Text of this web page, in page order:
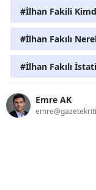
#İlhan Fakili
#İlhan Fakılı
#İlhan Fakılı
Emre AK